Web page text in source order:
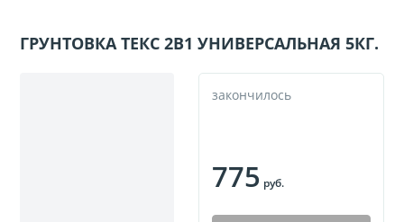
ГРУНТОВКА ТЕКС 2В1 УНИВЕРСАЛЬНАЯ 5КГ.
закончилось
775 руб.